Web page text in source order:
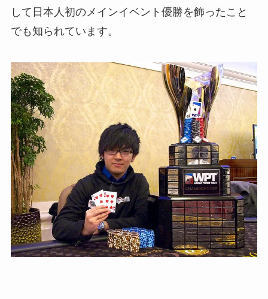
して日本人初のメインイベント優勝を飾ったこと
でも知られています。